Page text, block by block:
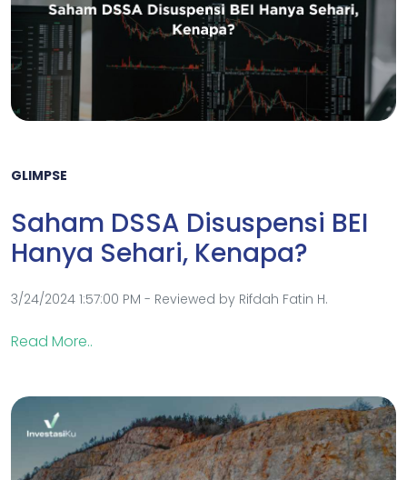
GLIMPSE
Saham DSSA Disuspensi BEI
Hanya Sehari, Kenapa?
3/24/2024 1:57:00 PM - Reviewed by Rifdah Fatin H.
Read More..